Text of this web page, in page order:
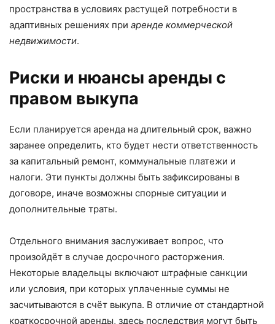
пространства в условиях растущей потребности в
адаптивных решениях при аренде коммерческой
недвижимости.
Риски и нюансы аренды с
правом выкупа
Если планируется аренда на длительный срок, важно
заранее определить, кто будет нести ответственность
за капитальный ремонт, коммунальные платежи и
налоги. Эти пункты должны быть зафиксированы в
договоре, иначе возможны спорные ситуации и
дополнительные траты.
Отдельного внимания заслуживает вопрос, что
произойдёт в случае досрочного расторжения.
Некоторые владельцы включают штрафные санкции
или условия, при которых уплаченные суммы не
засчитываются в счёт выкупа. В отличие от стандартной
краткосрочной аренды, здесь последствия могут быть